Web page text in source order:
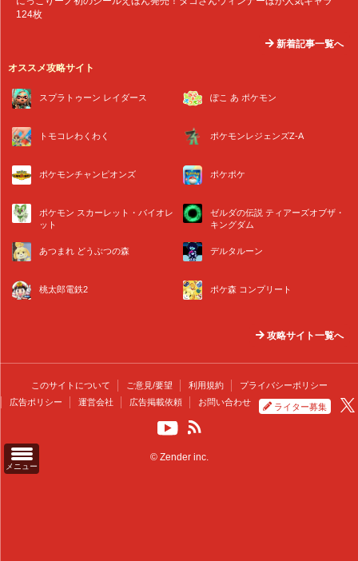
メニュー
124枚
新着記事一覧へ
オススメ攻略サイト
スプラトゥーン レイダース ぽこ あ ポケモン
トモコレわくわく ポケモンレジェンズZ-A
ポケモンチャンピオンズ ポケポケ
ポケモン スカーレット・バイオレ
ット
ゼルダの伝説 ティアーズオブザ・
キングダム
あつまれ どうぶつの森 デルタルーン
桃太郎電鉄2 ポケ森 コンプリート
攻略サイト一覧へ
このサイトについて ご意見/要望 利用規約
プライバシーポリシー
広告ポリシー
運営会社 広告掲載依頼 お問い合わせ ライター募集
© Zender inc.